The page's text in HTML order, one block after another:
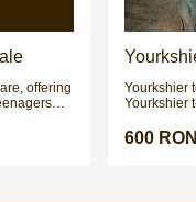
offering
and has
Yourkshier
Yourkshier terrier are: -
nasterii= 8.09.2025
600 RON